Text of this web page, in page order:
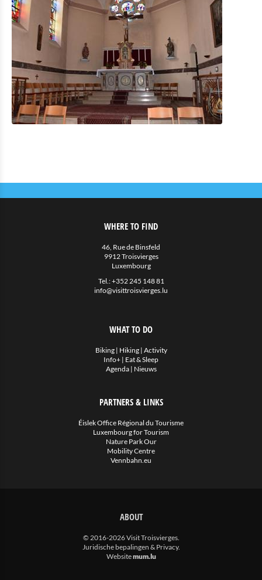
WHERE TO FIND
46, Rue de Binsfeld
9912 Troisvierges
Luxembourg
Tel.:+352 245 148 81
info@visittroisvierges.lu
WHAT TO DO
Biking| Hiking| Activity
Info+ | Eat & Sleep
Agenda| Nieuws
PARTNERS & LINKS
Éislek Office Régional du Tourisme
Luxembourg for Tourism
Nature Park Our
Mobility Centre
Vennbahn.eu
ABOUT
© 2016-2026 Visit Troisvierges.
Juridische bepalingen & Privacy.
Websitemum.lu